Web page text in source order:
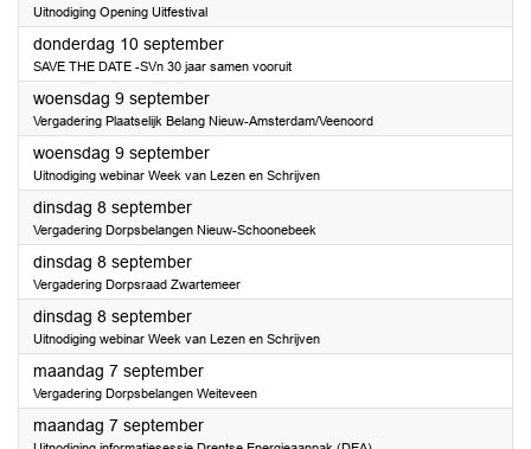
Uitnodiging Opening Uitfestival
donderdag 10 september2026
SAVE THE DATE -SVn 30 jaar samen vooruit
woensdag 9 september2026
Vergadering Plaatselijk Belang Nieuw-Amsterdam/Veenoord
woensdag 9 september2026
Uitnodiging webinar Week van Lezen en Schrijven
dinsdag 8 september2026
Vergadering Dorpsbelangen Nieuw-Schoonebeek
dinsdag 8 september2026
Vergadering Dorpsraad Zwartemeer
dinsdag 8 september2026
Uitnodiging webinar Week van Lezen en Schrijven
maandag 7 september2026
Vergadering Dorpsbelangen Weiteveen
maandag 7 september2026